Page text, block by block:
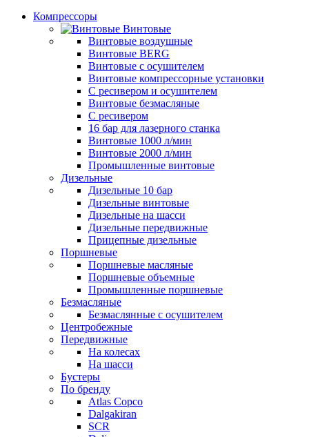
Компрессоры
Винтовые
Винтовые воздушные
Винтовые BERG
Винтовые с осушителем
Винтовые компрессорные установки
C ресивером и осушителем
Винтовые безмасляные
C ресивером
16 бар для лазерного станка
Винтовые 1000 л/мин
Винтовые 2000 л/мин
Промышленные винтовые
Дизельные
Дизельные 10 бар
Дизельные винтовые
Дизельные на шасси
Дизельные передвижные
Прицепные дизельные
Поршневые
Поршневые масляные
Поршневые объемные
Промышленные поршневые
Безмасляные
Безмаслянные с осушителем
Центробежные
Передвижные
На колесах
На шасси
Бустеры
По бренду
Atlas Copco
Dalgakiran
SCR